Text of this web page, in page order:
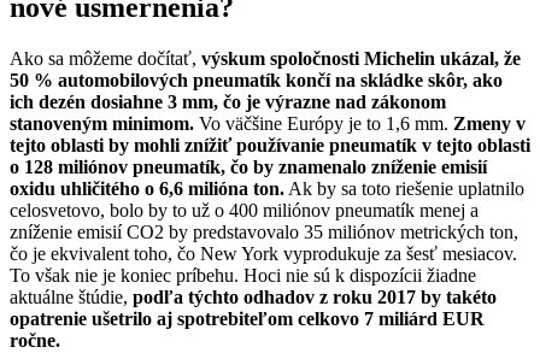
nové usmernenia?
Ako sa môžeme dočítať, výskum spoločnosti Michelin ukázal, že
50 % automobilových pneumatík končí na skládke skôr, ako
ich dezén dosiahne 3 mm, čo je výrazne nad zákonom
stanoveným minimom. Vo väčšine Európy je to 1,6 mm. Zmeny v
tejto oblasti by mohli znížiť používanie pneumatík v tejto oblasti
o 128 miliónov pneumatík, čo by znamenalo zníženie emisií
oxidu uhličitého o 6,6 milióna ton. Ak by sa toto riešenie uplatnilo
celosvetovo, bolo by to už o 400 miliónov pneumatík menej a
zníženie emisií CO2 by predstavovalo 35 miliónov metrických ton,
čo je ekvivalent toho, čo New York vyprodukuje za šesť mesiacov.
To však nie je koniec príbehu. Hoci nie sú k dispozícii žiadne
aktuálne štúdie, podľa týchto odhadov z roku 2017 by takéto
opatrenie ušetrilo aj spotrebiteľom celkovo 7 miliárd EUR
ročne.